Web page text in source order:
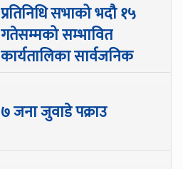
प्रतिनिधि सभाको भदौ १५
गतेसम्मको सम्भावित
कार्यतालिका सार्वजनिक
७ जना जुवाडे पक्राउ